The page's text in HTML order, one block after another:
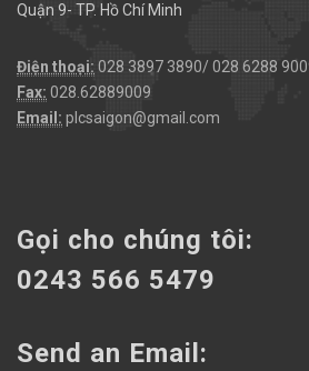
Quận 9- TP. Hồ Chí Minh
Điện thoại: 028 3897 3890/ 028 6288
Fax: 028.62889009
Email: plcsaigon@gmail.com
Gọi cho chúng tôi:
0243 566 5479
Send an Email: